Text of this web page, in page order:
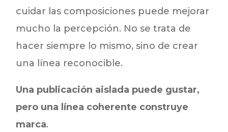
cuidar las composiciones puede mejorar
mucho la percepción. No se trata de
hacer siempre lo mismo, sino de crear
una línea reconocible.
Una publicación aislada puede gustar,
pero una línea coherente construye
marca.